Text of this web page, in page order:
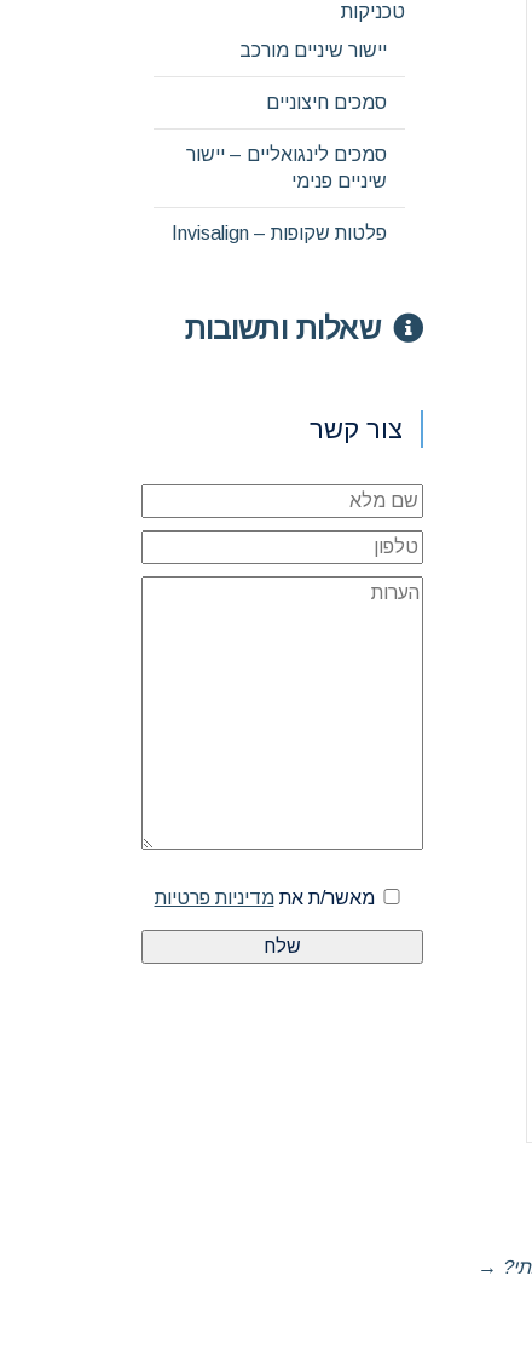
→
טכניקות
יישור שיניים מורכב
סמכים חיצוניים
סמכים לינגואליים – יישור
שיניים פנימי
פלטות שקופות – Invisalign
שאלות ותשובות
צור קשר
מאשר/ת אתמדיניות פרטיות